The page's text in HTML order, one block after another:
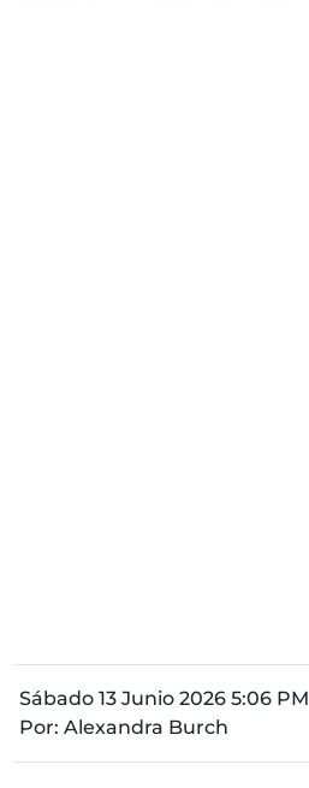
Sábado 13 Junio 2026 5:06 PM
Por: Alexandra Burch